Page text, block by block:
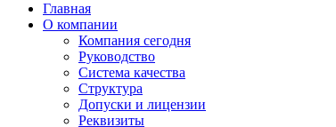
Главная
О компании
Компания сегодня
Руководство
Система качества
Структура
Допуски и лицензии
Реквизиты